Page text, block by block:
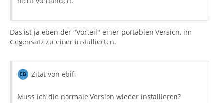
Das ist ja eben der "Vorteil" einer portablen Version, im
Gegensatz zu einer installierten.
Zitat von ebifi
Muss ich die normale Version wieder installieren?